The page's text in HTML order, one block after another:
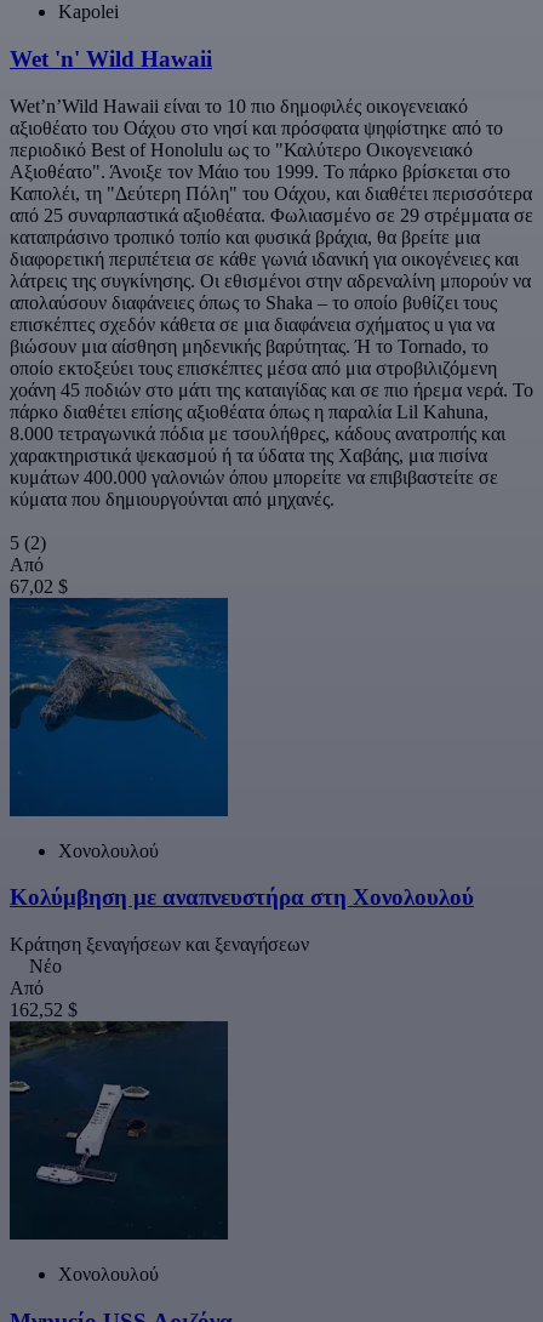
Kapolei
Wet 'n' Wild Hawaii
Wet’n’Wild Hawaii είναι το 10 πιο δημοφιλές οικογενειακό
αξιοθέατο του Οάχου στο νησί και πρόσφατα ψηφίστηκε από το
περιοδικό Best of Honolulu ως το "Καλύτερο Οικογενειακό
Αξιοθέατο". Άνοιξε τον Μάιο του 1999. Το πάρκο βρίσκεται στο
Καπολέι, τη "Δεύτερη Πόλη" του Οάχου, και διαθέτει περισσότερα
από 25 συναρπαστικά αξιοθέατα. Φωλιασμένο σε 29 στρέμματα σε
καταπράσινο τροπικό τοπίο και φυσικά βράχια, θα βρείτε μια
διαφορετική περιπέτεια σε κάθε γωνιά ιδανική για οικογένειες και
λάτρεις της συγκίνησης. Οι εθισμένοι στην αδρεναλίνη μπορούν να
απολαύσουν διαφάνειες όπως το Shaka – το οποίο βυθίζει τους
επισκέπτες σχεδόν κάθετα σε μια διαφάνεια σχήματος u για να
βιώσουν μια αίσθηση μηδενικής βαρύτητας. Ή το Tornado, το
οποίο εκτοξεύει τους επισκέπτες μέσα από μια στροβιλιζόμενη
χοάνη 45 ποδιών στο μάτι της καταιγίδας και σε πιο ήρεμα νερά. Το
πάρκο διαθέτει επίσης αξιοθέατα όπως η παραλία Lil Kahuna,
8.000 τετραγωνικά πόδια με τσουλήθρες, κάδους ανατροπής και
χαρακτηριστικά ψεκασμού ή τα ύδατα της Χαβάης, μια πισίνα
κυμάτων 400.000 γαλονιών όπου μπορείτε να επιβιβαστείτε σε
κύματα που δημιουργούνται από μηχανές.
5 (2)
Από
67,02 $
Χονολουλού
Κολύμβηση με αναπνευστήρα στη Χονολουλού
Κράτηση ξεναγήσεων και ξεναγήσεων
Νέο
Από
162,52 $
Χονολουλού